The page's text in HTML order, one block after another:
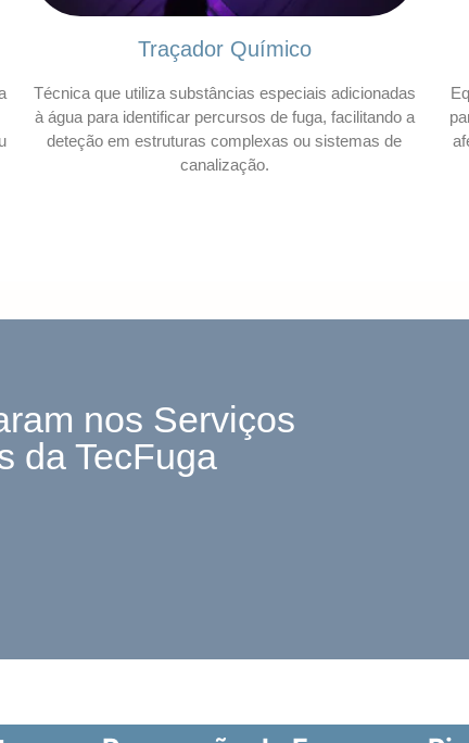
Traçador Químico
Técnica que utiliza substâncias especiais adicionadas
à água para identificar percursos de fuga, facilitando a
deteção em estruturas complexas ou sistemas de
canalização.
nos Serviços
da TecFuga